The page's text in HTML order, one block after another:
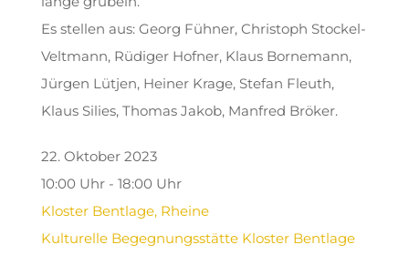
Es stellen aus: Georg Fühner, Christoph Stockel-
Veltmann, Rüdiger Hofner, Klaus Bornemann,
Jürgen Lütjen, Heiner Krage, Stefan Fleuth,
Klaus Silies, Thomas Jakob, Manfred Bröker.
22. Oktober 2023
10:00 Uhr - 18:00 Uhr
Kloster Bentlage, Rheine
Kulturelle Begegnungsstätte Kloster Bentlage